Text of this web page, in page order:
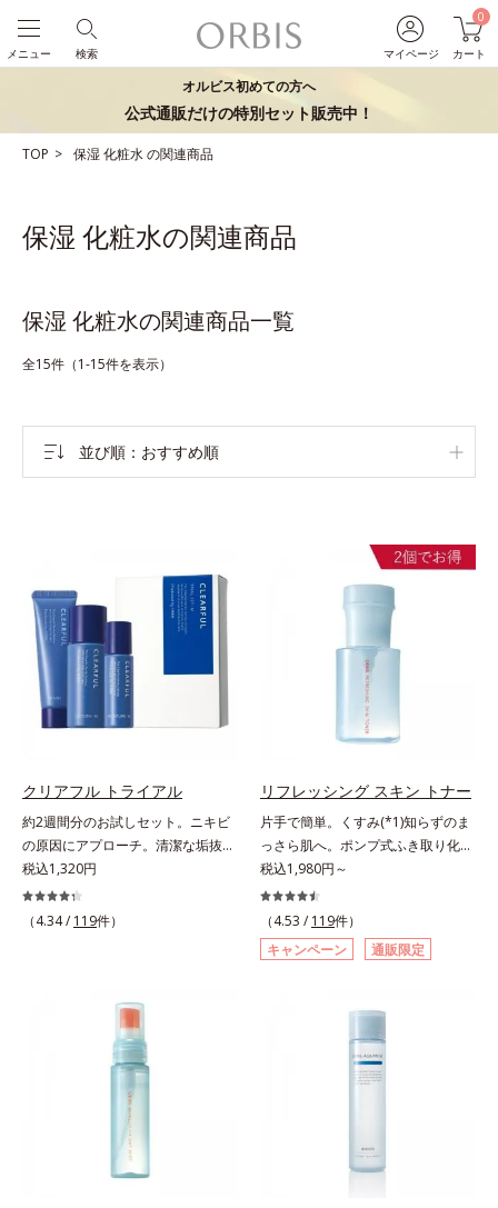
マイページ
0
カート
検索
メニュー
オルビス初めての方へ
公式通販だけの特別セット販売中！
TOP 保湿化粧水の関連商品
保湿 化粧水の関連商品
保湿 化粧水の関連商品一覧
全15件（1-15件を表示）
並び順 おすすめ順
クリアフル トライアル
約2週間分のお試しセット。ニキビ
の原因にアプローチ。清潔な垢抜け
肌(*1)へ。「ニキビをくり返してし
まう」「毛穴目立ちが気になる」
「マスク生活であごや口まわりのニ
の目立ち」の両方にWでアプローチ
する、薬用ニキビ対策スキンケアシ
リーズです。5種の和漢植物由来成
分とコラーゲンが肌をいたわりなが
らうるおいを与え、バリア機能を維
持。ニキビができにくい肌を目指し
ます。さらにビタミンC誘導体をは
じめとした5種の整肌成分(*2)から
税込1,320円
（4.34 / 119件）
リフレッシング スキン トナー
片手で簡単。くすみ(*1)知らずのま
っさら肌へ。ポンプ式ふき取り化粧
水。くすみ(*1)知らずのまっさら肌
へ。洗顔後すぐの肌に使う、ポンプ
式のふき取り化粧水です。ポンプ式
だから簡単。片手でぷしゅっと押す
だけでコットンに含ませられます。
来AHA(*2)が古い角質をやわらかく
イックフィット成分(*3)がほぐれた
角層の汚れを素早くなじませ、コッ
C(*5)や高浸透セラミド(*6)配合で肌
の水分量アップ。洗顔後の肌に使う
税込1,980円～
（4.53 / 119件）
キャンペーン
通販限定